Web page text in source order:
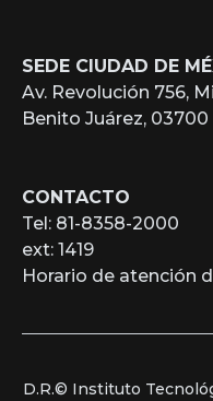
SEDE CIUDAD DE
Av. Revolución 756,
Benito Juárez,
CONTACTO
Tel: 81-8358-2000
ext: 1419
Horario de atención
D.R.© Instituto